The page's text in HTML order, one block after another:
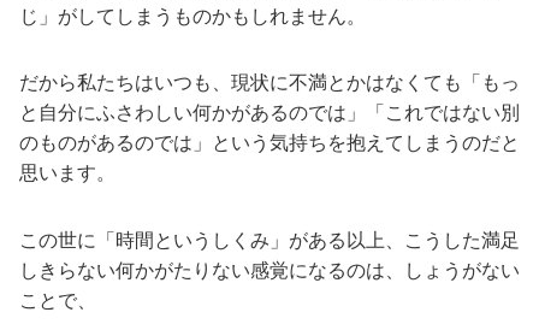
じ」がしてしまうものかもしれません。
だから私たちはいつも、現状に不満とかはなくても「もっ
と自分にふさわしい何かがあるのでは」「これではない別
のものがあるのでは」という気持ちを抱えてしまうのだと
思います。
この世に「時間というしくみ」がある以上、こうした満足
しきらない何かがたりない感覚になるのは、しょうがない
ことで、